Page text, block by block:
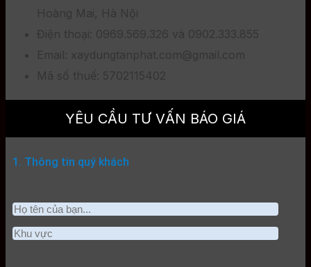
Hoàng Mai, Hà Nội
Điện thoại: 0969.569.326 và 0902.333.855
Email: xaydungtanphat.com@gmail.com
Mã số thuế: 5702115402
YÊU CẦU TƯ VẤN BÁO GIÁ
1. Thông tin quý khách